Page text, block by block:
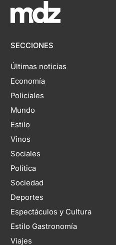
SECCIONES
Últimas noticias
Economía
Policiales
Mundo
Estilo
Vinos
Sociales
Política
Sociedad
Deportes
Espectáculos y Cultura
Estilo Gastronomía
Viajes